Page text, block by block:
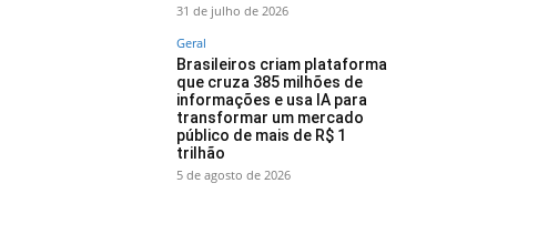
31 de julho de 2026
Geral
Brasileiros criam plataforma
que cruza 385 milhões de
informações e usa IA para
transformar um mercado
público de mais de R$ 1
trilhão
5 de agosto de 2026